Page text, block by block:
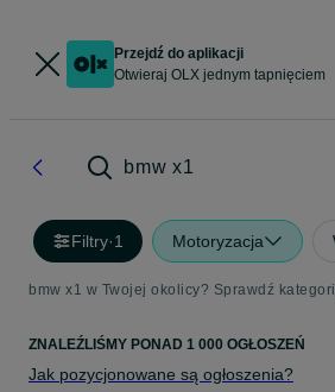
Przejdź do aplikacji
Otwieraj OLX jednym tapnięciem
bmw x1
Filtry·1 Motoryzacja
ZNALEŹLIŚMY PONAD 1 000 OGŁOSZEŃ
Jak pozycjonowane są ogłoszenia?